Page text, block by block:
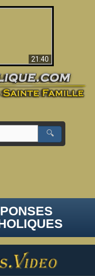
21:40
🔍